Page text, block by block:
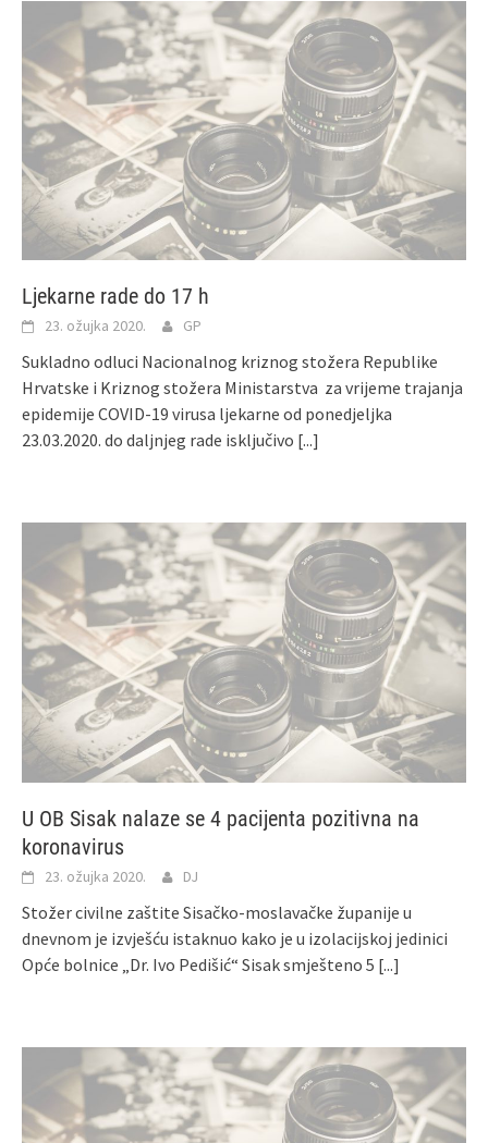
Ljekarne rade do 17 h
23. ožujka 2020. GP
Sukladno odluci Nacionalnog kriznog stožera Republike
Hrvatske i Kriznog stožera Ministarstva za vrijeme trajanja
epidemije COVID-19 virusa ljekarne od ponedjeljka
23.03.2020. do daljnjeg rade isključivo [...]
U OB Sisak nalaze se 4 pacijenta pozitivna na
koronavirus
23. ožujka 2020. DJ
Stožer civilne zaštite Sisačko-moslavačke županije u
dnevnom je izvješću istaknuo kako je u izolacijskoj jedinici
Opće bolnice „Dr. Ivo Pedišić“ Sisak smješteno 5 [...]